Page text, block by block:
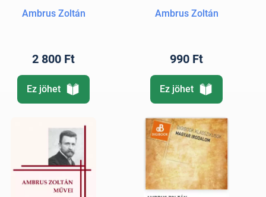
Ambrus Zoltán
2 800 Ft
Ez jöhet
Ambrus Zoltán
990 Ft
Ez jöhet